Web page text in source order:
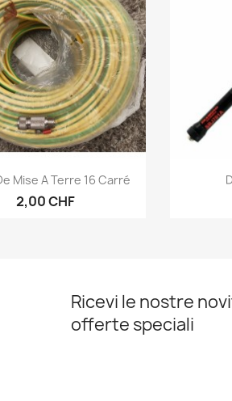
Anteprima
Mise A Terre 16 Carré
2,00 CHF
Ricevi le nostre
offerte speciali